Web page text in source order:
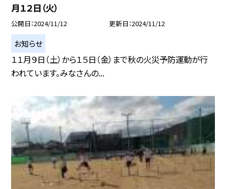
月１２日（火）
公開日 2024/11/12 更新日 2024/11/12
お知らせ
１１月９日（土）から１５日（金）まで秋の火災予防運動が行
われています。みなさんの...